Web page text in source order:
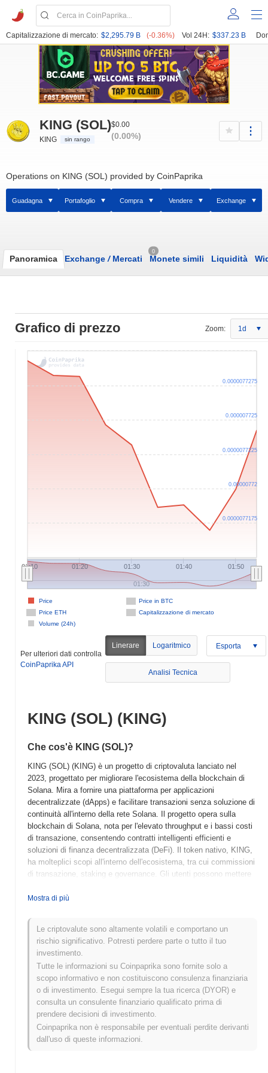
Capitalizzazione di mercato: $2,295.79 B (-0.36%) Vol 24H: $337.23 B
KING (SOL)
KING sin rango
$0.00
(0.00%)
Operations on KING (SOL) provided by CoinPaprika
Guadagna Portafoglio Compra Vendere Exchange
Panoramica Exchange /Mercati
0
Monete simili Liquidità
Grafico di prezzo Zoom: 1d
01:10 01:20 01:30 01:40 01:50
Price in BTC
Price ETH
Capitalizzazione di mercato
Volume (24h)
Price
01:30
0.0000077175
0.00000772
0.0000077225
0.000007725
0.0000077275
Per ulteriori dati controlla
CoinPaprika API
Linerare Logaritmico Esporta
Analisi Tecnica
KING (SOL) (KING)
Che cos'è KING (SOL)?
KING (SOL) (KING) è un progetto di criptovaluta lanciato nel
2023, progettato per migliorare l'ecosistema della blockchain di
Solana. Mira a fornire una piattaforma per applicazioni
decentralizzate (dApps) e facilitare transazioni senza soluzione di
continuità all'interno della rete Solana. Il progetto opera sulla
blockchain di Solana, nota per l'elevato throughput e i bassi costi
di transazione, consentendo contratti intelligenti efficienti e
soluzioni di finanza decentralizzata (DeFi). Il token nativo, KING,
ha molteplici scopi all'interno dell'ecosistema, tra cui commissioni
di transazione, staking e governance. Gli utenti possono mettere
rete e guadagnare ricompense, mentre le funzionalità di
decisioni del progetto e gli sviluppi futuri. KING (SOL) si distingue
per il suo focus sull'integrazione di vari servizi DeFi e sulla
promozione del coinvolgimento della comunità, posizionandosi
come un attore significativo nel panorama in rapida evoluzione
della tecnologia blockchain. Il suo impegno a sfruttare le capacità
di Solana ne aumenta il potenziale di scalabilità e adozione da
parte degli utenti.
Quando e come è iniziato KING (SOL)?
KING (SOL) è nato a marzo 2022 quando il team fondatore ha
rilasciato il proprio whitepaper, delineando la visione e il
Mostra di più
Le criptovalute sono altamente volatili e comportano un
rischio significativo. Potresti perdere parte o tutto il tuo
investimento.
Tutte le informazioni su Coinpaprika sono fornite solo a
scopo informativo e non costituiscono consulenza finanziaria
o di investimento. Esegui sempre la tua ricerca (DYOR) e
consulta un consulente finanziario qualificato prima di
prendere decisioni di investimento.
Coinpaprika non è responsabile per eventuali perdite derivanti
dall'uso di queste informazioni.